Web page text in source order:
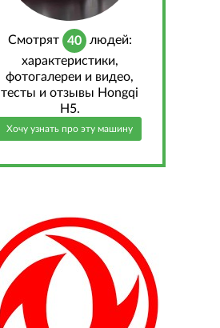
Cмотрят 40 людей:
характеристики,
фотогалереи и видео,
тесты и отзывы Hongqi
H5.
Хочу узнать про эту машину